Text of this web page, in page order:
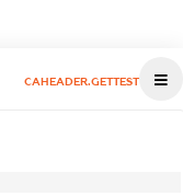
CAHEADER.GETTEST